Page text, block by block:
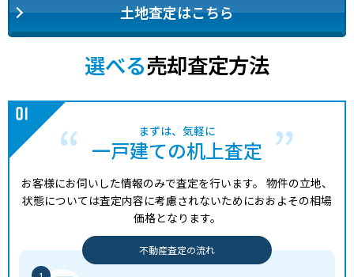
土地査定はこちら
選べる売却査定方法
まずは、気軽に
一戸建ての机上査定
お客様にお伺いした情報のみで査定を行います。 物件の立地、
状態については査定内容に考慮されないためにおおよその相場
価格となります。
不動産査定の流れ